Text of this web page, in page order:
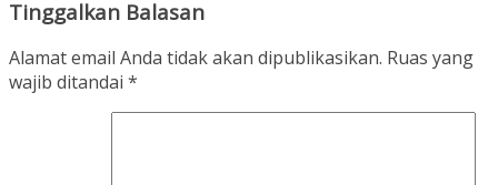
Tinggalkan Balasan
Alamat email Anda tidak akan dipublikasikan. Ruas yang
wajib ditandai *